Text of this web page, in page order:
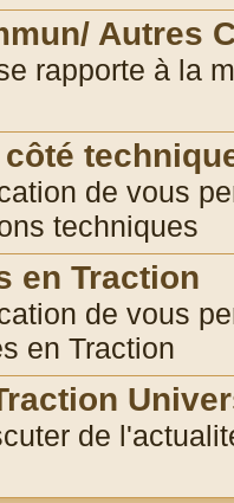
Autres
rapporte à la
de vous
techniques
en Traction
de vous
en Traction
de